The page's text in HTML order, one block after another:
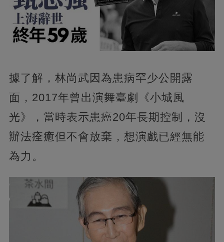
據了解，林尚武因為患病罕少公開露
面，2017年曾出演舞臺劇《小城風
光》，當時表示患癌20年長期控制，沒
辦法痊癒但不會放棄，想演戲已經無能
為力。